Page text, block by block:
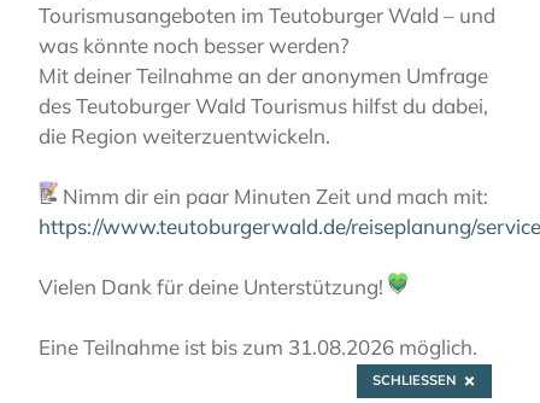
Peter-Hille-Haus
LIEBLINGSPLÄTZE MUSEEN
Tourismusangeboten im Teutoburger Wald – und
was könnte noch besser werden?
Mit deiner Teilnahme an der anonymen Umfrage
des Teutoburger Wald Tourismus hilfst du dabei,
die Region weiterzuentwickeln.
📝 Nimm dir ein paar Minuten Zeit und mach mit:
https://www.teutoburgerwald.de/reiseplanung/
Vielen Dank für deine Unterstützung! 💚
Eine Teilnahme ist bis zum 31.08.2026 möglich.
SCHLIESSEN